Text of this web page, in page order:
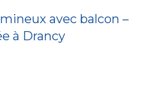
avec balcon –
à Drancy